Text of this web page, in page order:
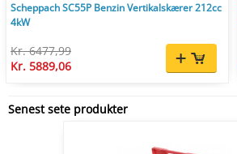
Scheppach SC55P Benzin Vertikalskærer 212cc
4kW
Kr. 6477,99
Kr. 5889,06
Senest sete produkter